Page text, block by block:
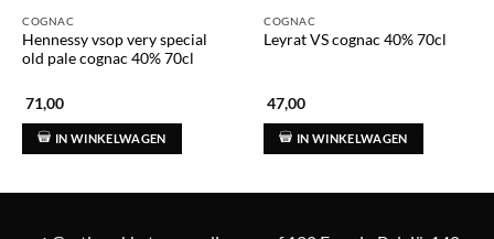
COGNAC
Hennessy vsop very special
old pale cognac 40% 70cl
71,00
IN WINKELWAGEN
COGNAC
Leyrat VS cognac 40% 70cl
47,00
IN WINKELWAGEN